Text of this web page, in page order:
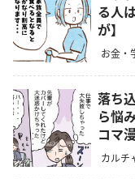
る人
が】
お金・
落ち
ら悩
コマ
カルチ